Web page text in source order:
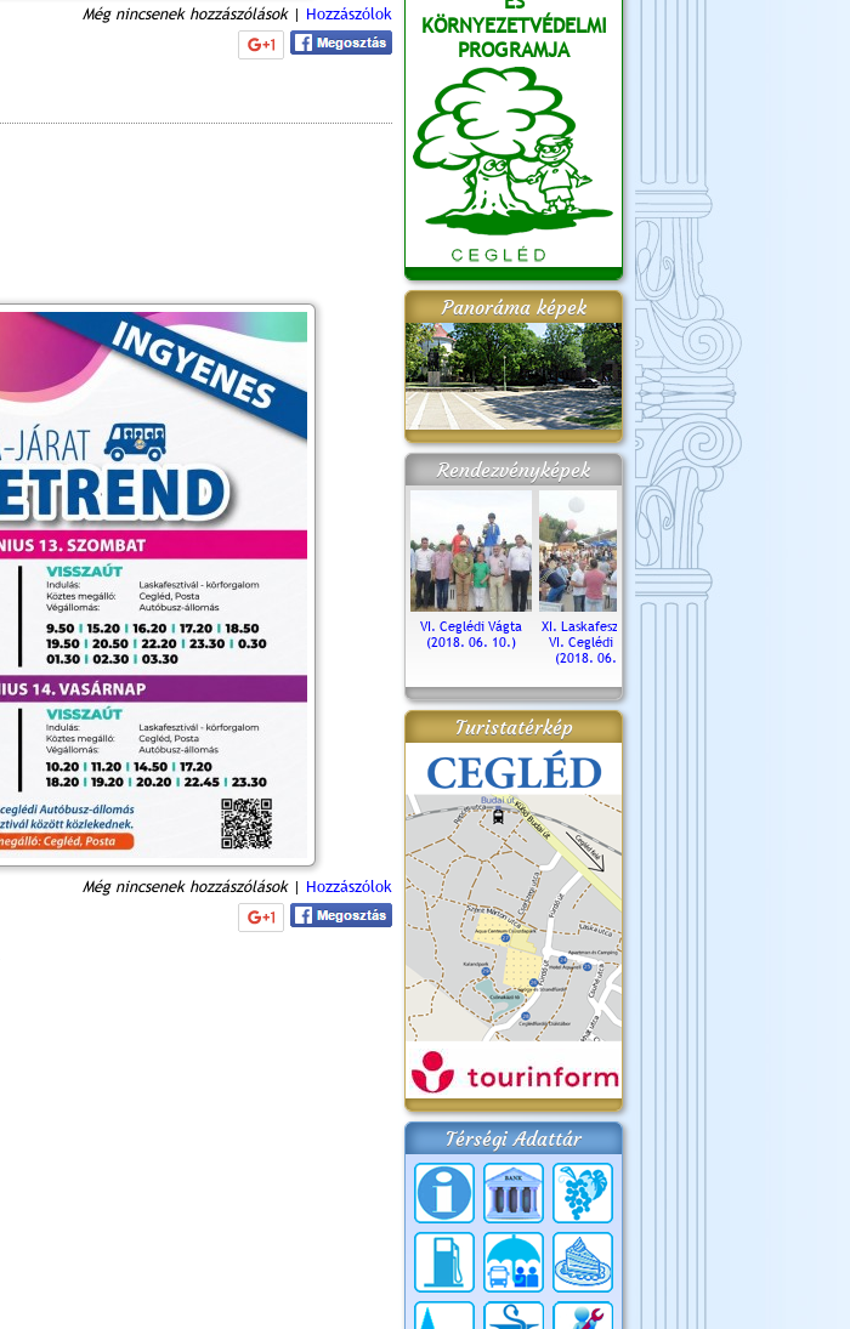
Még nincsenek hozzászólások| Hozzászólok
Még nincsenek hozzászólások| Hozzászólok
KÖRNYEZETVÉDELMI
PROGRAMJA
Panoráma képek
Rendezvényképek
VI. Ceglédi Vágta
(2018. 06. 10.)
XI. Laskafesztivál és
VI. Ceglédi Vágta
(2018. 06. 10.)
Városnapok 2017.
2017.04.30 - 05.01
XXI. Kossuth Toborzó
(2016.09.23-25.)
Turistatérkép
Térségi Adattár